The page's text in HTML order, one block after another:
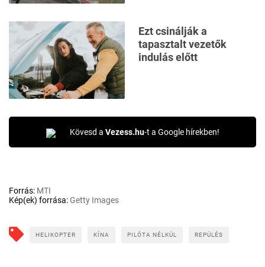
Ezt csinálják a
tapasztalt vezetők
indulás előtt
Kövesd a Vezess.hu-t a Google hírekben!
Forrás: MTI
Kép(ek) forrása:Getty Images
HELIKOPTER KÍNA PILÓTA NÉLKÜL REPÜLÉS